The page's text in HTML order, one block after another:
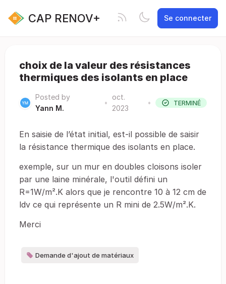
CAP RENOV+ Se connecter
choix de la valeur des résistances
thermiques des isolants en place
Posted by
Yann M.
•
oct.
2023
• TERMINÉ
En saisie de l’état initial, est-il possible de saisir
la résistance thermique des isolants en place.
exemple, sur un mur en doubles cloisons isoler
par une laine minérale, l'outil défini un
R=1W/m².K alors que je rencontre 10 à 12 cm de
ldv ce qui représente un R mini de 2.5W/m².K.
Merci
Demande d'ajout de matériaux